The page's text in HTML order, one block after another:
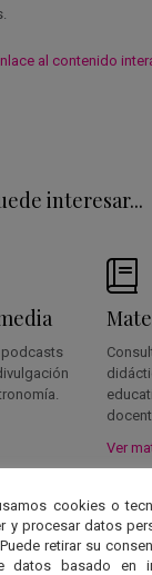
al contenido
interesar...
podcasts
Ver
cookies o
y procesar datos
retirar su
datos basado en